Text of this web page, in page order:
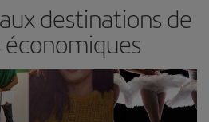
destinations de
économiques